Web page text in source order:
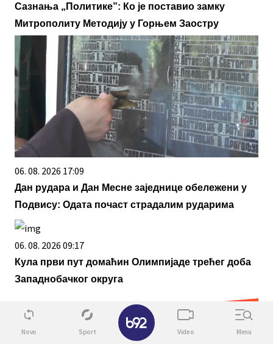
Сазнања „Политике”: Ко је поставио замку
Митрополиту Методију у Горњем Заостру
06. 08. 2026 17:09
Дан рудара и Дан Месне заједнице обележени у
Подвису: Одата почаст страдалим рударима
06. 08. 2026 09:17
Кула први пут домаћин Олимпијаде трећег доба
Западнобачког округа
Novo Sport Video Menu
✕